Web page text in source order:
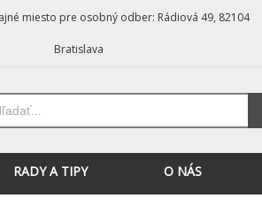
miesto pre osobný odber: Rádiová 49, 82104
Bratislava
RADY A TIPY O NÁS